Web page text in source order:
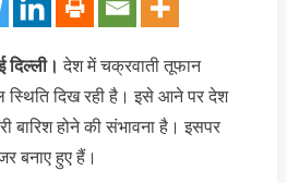
दिल्‍ली। देश में चक्रवाती तूफान
दिख रही है। इसे आने पर देश
बारिश होने की संभावना है। इसपर
बनाए हुए हैं।